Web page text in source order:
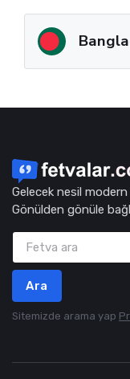
Gelecek nesil
Gönülden gönüle
Ara
Sitemizde arama yap